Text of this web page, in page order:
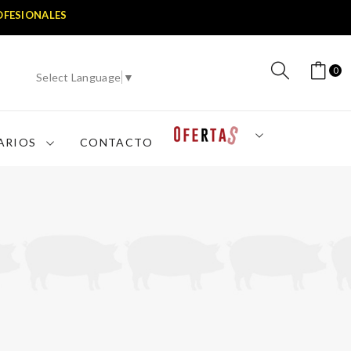
0
Select Language ▼
CONTACTO